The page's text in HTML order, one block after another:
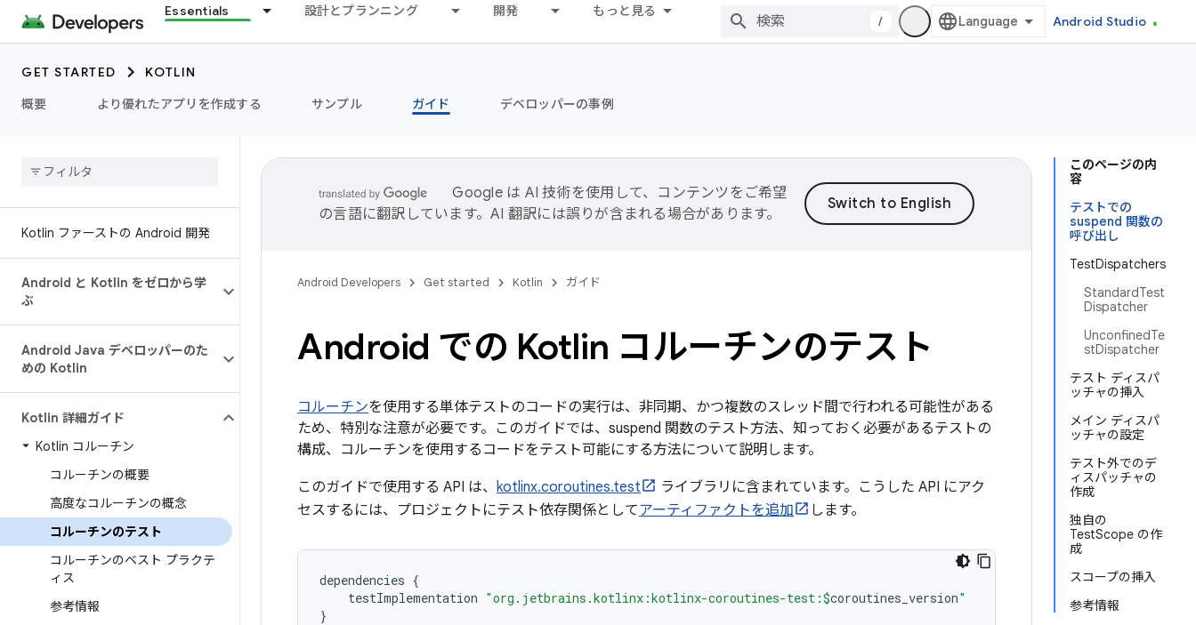
Essentials 設計とプランニング 開発 もっと見る
/ Android Studio
GET STARTED
KOTLIN
概要
より優れたアプリを作成する サンプル ガイド デベロッパーの事例
Kotlin ファーストの Android 開発
Android と Kotlin をゼロから学
ぶ
Android Java デベロッパーのた
めの Kotlin
Kotlin 詳細ガイド
Kotlin コルーチン
コルーチンの概要
高度なコルーチンの概念
コルーチンのテスト
コルーチンのベスト プラクテ
ィス
参考情報
このページの内
容
テストでの
suspend 関数の
呼び出し
TestDispatchers
StandardTest
Dispatcher
UnconfinedTe
stDispatcher
テスト ディスパ
ッチャの挿入
メイン ディスパ
ッチャの設定
テスト外でのデ
ィスパッチャの
作成
独自の
TestScope の作
成
スコープの挿入
参考情報
Google は AI 技術を使用して、コンテンツをご希望
の言語に翻訳しています。AI 翻訳には誤りが含まれる場合があります。
Android Developers Get started Kotlin ガイド
Android での Kotlin コルーチンのテスト
コルーチンを使用する単体テストのコードの実行は、非同期、かつ複数のスレッド間で行われる可能性がある
ため、特別な注意が必要です。このガイドでは、suspend 関数のテスト方法、知っておく必要があるテストの
構成、コルーチンを使用するコードをテスト可能にする方法について説明します。
このガイドで使用する API は、 kotlinx.coroutines.test
ライブラリに含まれています。こうした API にアク
セスするには、プロジェクトにテスト依存関係としてアーティファクトを追加 します。
dependencies {
testImplementation "org.jetbrains.kotlinx:kotlinx-coroutines-test:$coroutines_version"
}